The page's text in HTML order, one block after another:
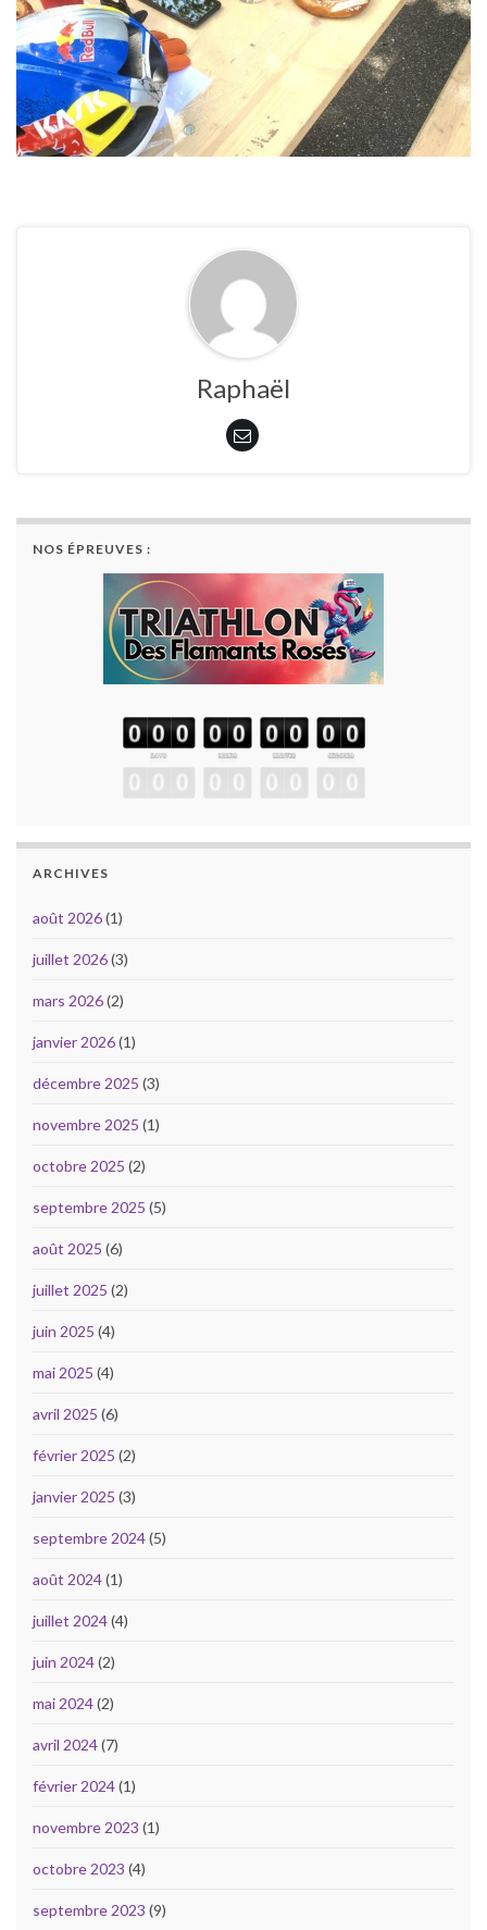
Raphaël
NOS ÉPREUVES :
ARCHIVES
août 2026(1)
juillet 2026(3)
mars 2026(2)
janvier 2026(1)
décembre 2025 (3)
novembre 2025 (1)
octobre 2025 (2)
septembre 2025 (5)
août 2025 (6)
juillet 2025 (2)
juin 2025 (4)
mai 2025 (4)
avril 2025 (6)
février 2025 (2)
janvier 2025 (3)
septembre 2024(5)
août 2024(1)
juillet 2024(4)
juin 2024(2)
mai 2024(2)
avril 2024(7)
février 2024(1)
novembre 2023 (1)
octobre 2023 (4)
septembre 2023 (9)